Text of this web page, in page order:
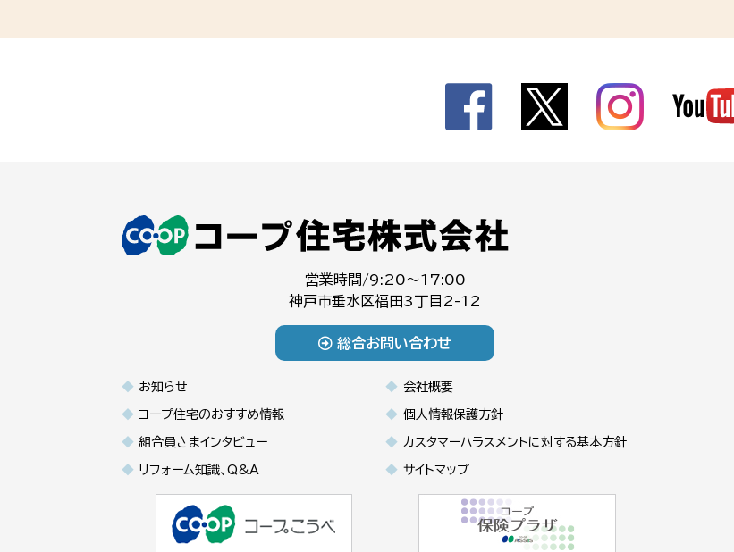
営業時間/9:20～17:00
神戸市垂水区福田3丁目2-12
総合お問い合わせ
お知らせ
コープ住宅のおすすめ情報
組合員さまインタビュー
リフォーム知識、Q&A
会社概要
個人情報保護方針
カスタマーハラスメントに対する基本方針
サイトマップ